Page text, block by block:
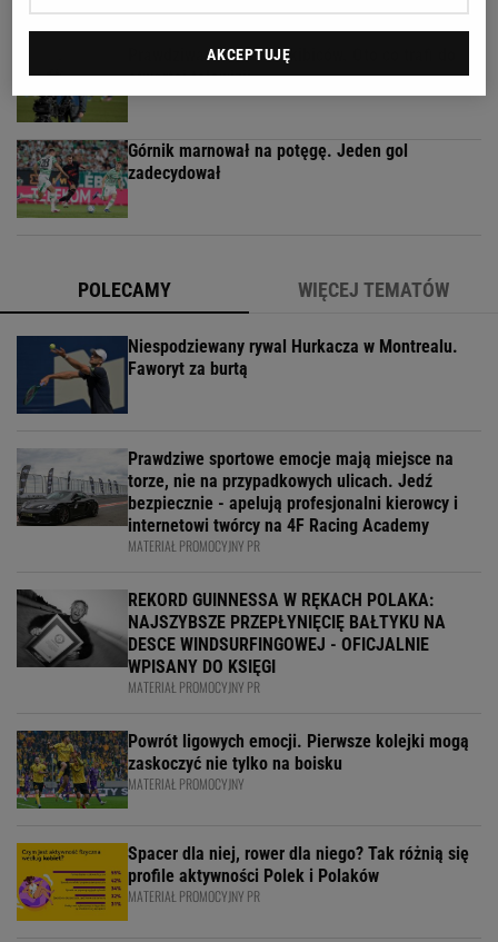
Prawdziwa bomba dla kibiców. Oto co trafi do
otwartej telewizji
Górnik marnował na potęgę. Jeden gol
zadecydował
POLECAMY WIĘCEJ TEMATÓW
Niespodziewany rywal Hurkacza w Montrealu.
Faworyt za burtą
Prawdziwe sportowe emocje mają miejsce na
torze, nie na przypadkowych ulicach. Jedź
bezpiecznie - apelują profesjonalni kierowcy i
internetowi twórcy na 4F Racing Academy
MATERIAŁ PROMOCYJNY PR
REKORD GUINNESSA W RĘKACH POLAKA:
NAJSZYBSZE PRZEPŁYNIĘCIĘ BAŁTYKU NA
DESCE WINDSURFINGOWEJ - OFICJALNIE
WPISANY DO KSIĘGI
MATERIAŁ PROMOCYJNY PR
Powrót ligowych emocji. Pierwsze kolejki mogą
zaskoczyć nie tylko na boisku
MATERIAŁ PROMOCYJNY
Spacer dla niej, rower dla niego? Tak różnią się
profile aktywności Polek i Polaków
MATERIAŁ PROMOCYJNY PR
AKCEPTUJĘ